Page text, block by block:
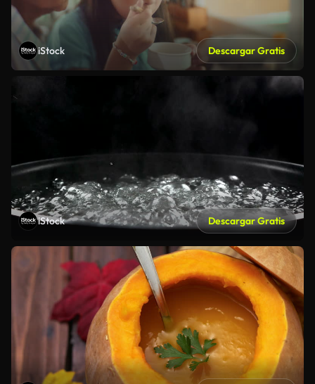
iStock Descargar Gratis
iStock Descargar Gratis